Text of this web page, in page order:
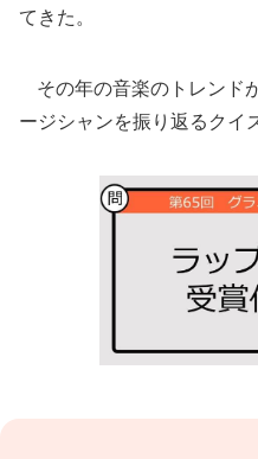
てきた。
その年の音楽のトレンド
ージシャンを振り返るクイ